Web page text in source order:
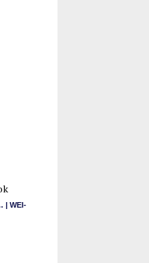
| WEI­